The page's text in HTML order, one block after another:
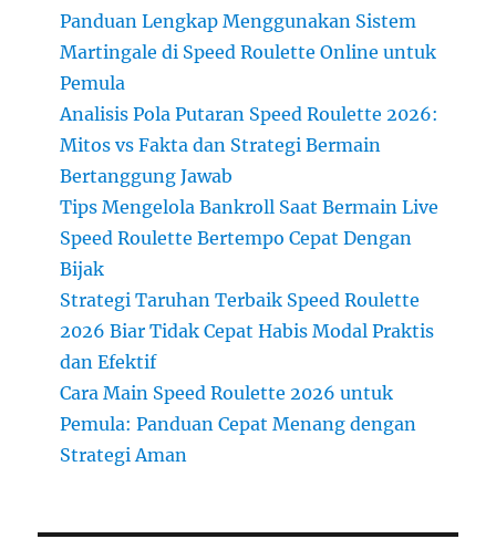
Panduan Lengkap Menggunakan Sistem
Martingale di Speed Roulette Online untuk
Pemula
Analisis Pola Putaran Speed Roulette 2026:
Mitos vs Fakta dan Strategi Bermain
Bertanggung Jawab
Tips Mengelola Bankroll Saat Bermain Live
Speed Roulette Bertempo Cepat Dengan
Bijak
Strategi Taruhan Terbaik Speed Roulette
2026 Biar Tidak Cepat Habis Modal Praktis
dan Efektif
Cara Main Speed Roulette 2026 untuk
Pemula: Panduan Cepat Menang dengan
Strategi Aman